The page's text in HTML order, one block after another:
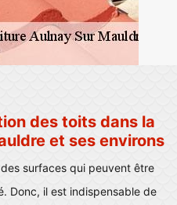
des toits dans la
et ses environs
surfaces qui peuvent être
Donc, il est indispensable de